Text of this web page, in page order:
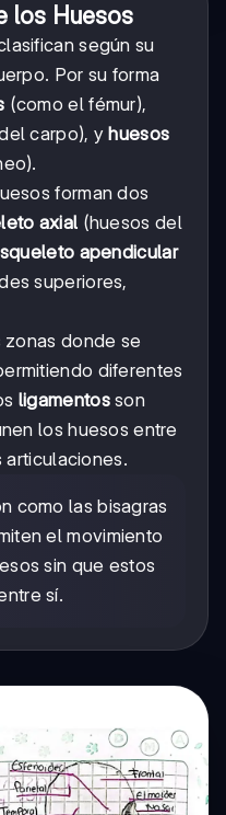
los Huesos
según su
Por su forma
(como el fémur),
carpo), y huesos
forman dos
axial (huesos del
apendicular
superiores,
zonas donde se
diferentes
ligamentosson
los huesos entre
articulaciones.
como las bisagras
el movimiento
sin que estos
sí.